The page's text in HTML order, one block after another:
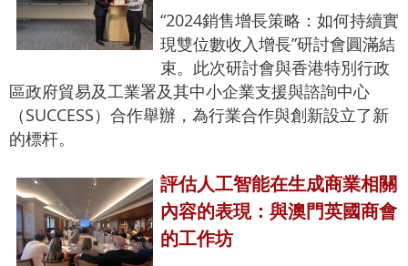
“2024銷售增長策略：如何持續實
現雙位數收入增長”研討會圓滿結
束。此次研討會與香港特別行政
區政府貿易及工業署及其中小企業支援與諮詢中心
（SUCCESS）合作舉辦，為行業合作與創新設立了新
的標杆。
評估人工智能在生成商業相關
內容的表現：與澳門英國商會
的工作坊